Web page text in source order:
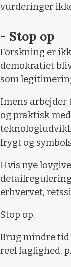
vurderinger
- Stop op
Forskning er
demokratiet
som
Imens arbejder
og praktisk
frygt og
Hvis nye
erhvervet,
Stop op.
Brug mindre tid
reel faglighed,